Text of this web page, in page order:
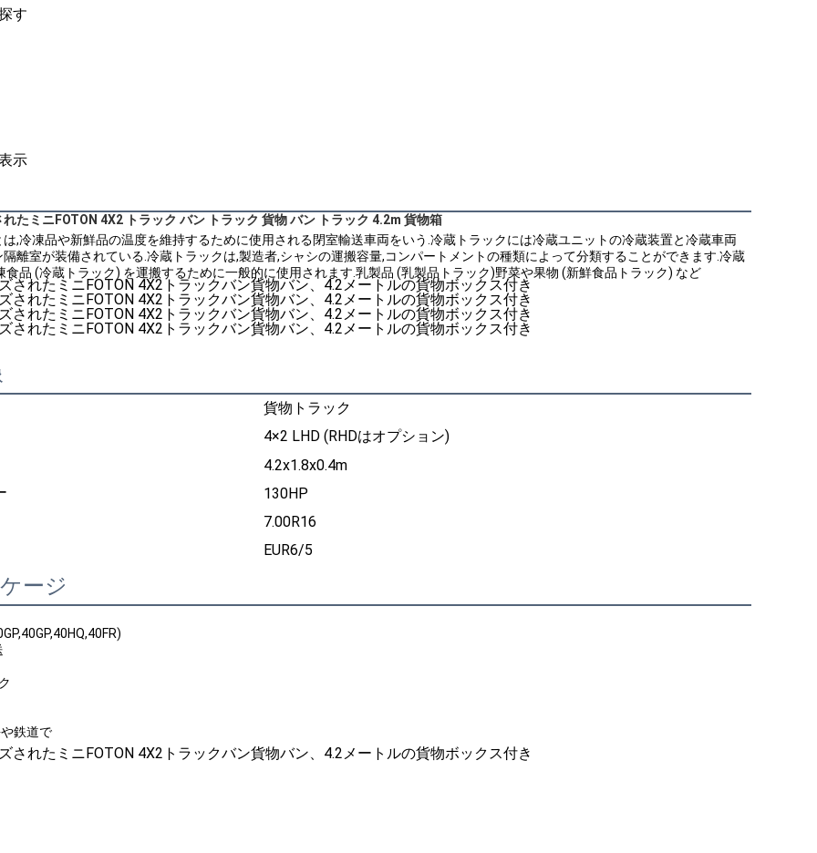
す
示
たミニFOTON 4X2 トラック バン トラック 貨物 バン トラック 4.2m 貨物箱
,冷凍品や新鮮品の温度を維持するために使用される閉室輸送車両をいう.冷蔵トラックには冷蔵ユニットの冷蔵装置と冷蔵車両
離室が装備されている.冷蔵トラックは,製造者,シャシの運搬容量,コンパートメントの種類によって分類することができます.冷蔵
食品 (冷蔵トラック) を運搬するために一般的に使用されます.乳製品 (乳製品トラック)野菜や果物 (新鮮食品トラック) など
貨物トラック
4×2 LHD (RHDはオプション)
4.2x1.8x0.4m
130HP
7.00R16
EUR6/5
ージ
鉄道で